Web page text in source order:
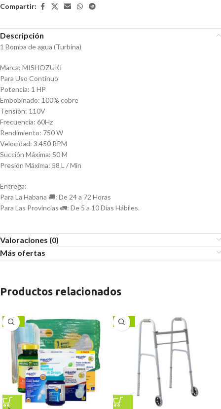
Compartir:
Descripción
1 Bomba de agua (Turbina)
Marca: MISHOZUKI
Para Uso Continuo
Potencia: 1 HP
Embobinado: 100% cobre
Tensión: 110V
Frecuencia: 60Hz
Rendimiento: 750 W
Velocidad: 3.450 RPM
Succión Máxima: 50 M
Presión Máxima: 58 L / Min
Entrega:
Para La Habana 🚚: De 24 a 72 Horas
Para Las Provincias 🚛: De 5 a 10 Días Hábiles.
Valoraciones (0)
Más ofertas
Productos relacionados
-17% -11%